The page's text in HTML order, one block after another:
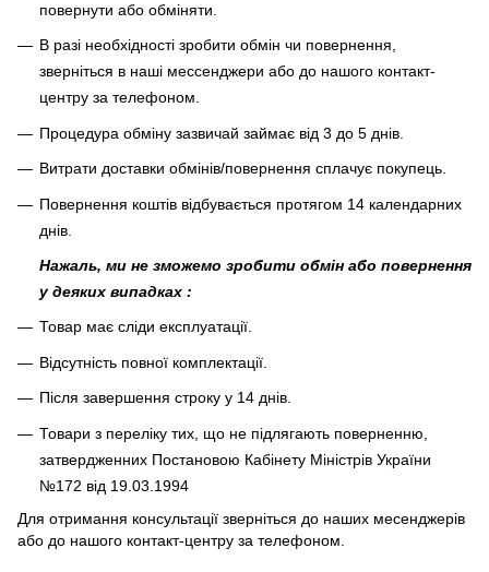
повернути або обміняти.
В разі необхідності зробити обмін чи повернення,
зверніться в наші мессенджери або до нашого контакт-
центру за телефоном.
Процедура обміну зазвичай займає від 3 до 5 днів.
Витрати доставки обмінів/повернення сплачує покупець
Повернення коштів відбувається протягом 14 календарних
днів.
Нажаль, ми не зможемо зробити обмін або повернення
у деяких випадках :
Товар має сліди експлуатації.
Відсутність повної комплектації.
Після завершення строку у 14 днів.
Товари з переліку тих, що не підлягають поверненню,
затвердженних Постановою Кабінету Міністрів України
№172 від 19.03.1994
Для отримання консультації зверніться до наших месенджерів
або до нашого контакт-центру за телефоном.